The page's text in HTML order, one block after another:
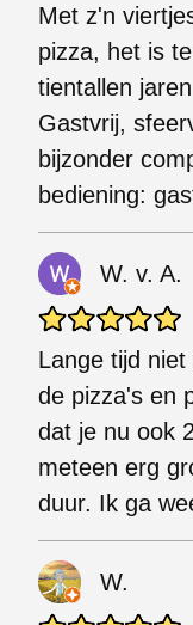
Met z'n
pizza, het is
tientallen
Gastvrij,
bijzonder
bediening:
W. v. A.
Lange tijd
de pizza's en
dat je nu ook
meteen erg
duur. Ik ga
W.